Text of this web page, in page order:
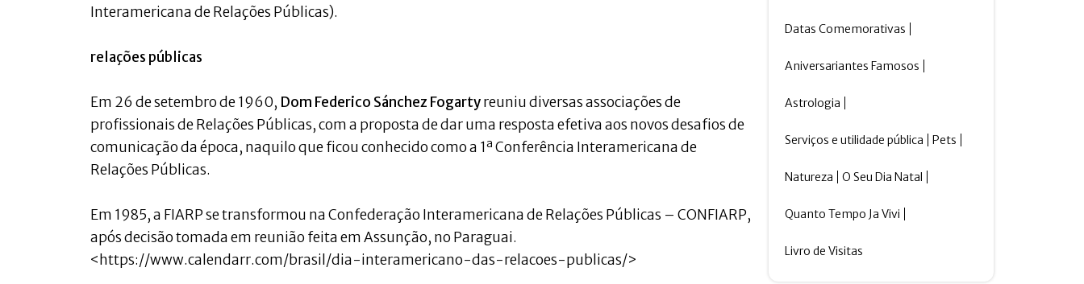
Interamericana de Relações Públicas).
relações públicas
Em 26 de setembro de 1960, Dom Federico Sánchez Fogartyreuniu diversas associações de
profissionais de Relações Públicas, com a proposta de dar uma resposta efetiva aos novos desafios de
comunicação da época, naquilo que ficou conhecido como a 1ª Conferência Interamericana de
Relações Públicas.
Em 1985, a FIARP se transformou na Confederação Interamericana de Relações Públicas – CONFIARP,
após decisão tomada em reunião feita em Assunção, no Paraguai.
<https://www.calendarr.com/brasil/dia-interamericano-das-relacoes-publicas/>
Datas Comemorativas
Aniversariantes Famosos
Astrologia
Serviços e utilidade pública Pets
Natureza O Seu Dia Natal
Quanto Tempo Ja Vivi
Livro de Visitas